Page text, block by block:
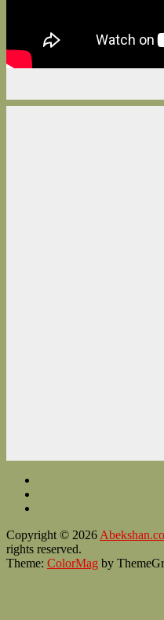
Copyright © 2026
rights reserved.
Theme: ColorMag by